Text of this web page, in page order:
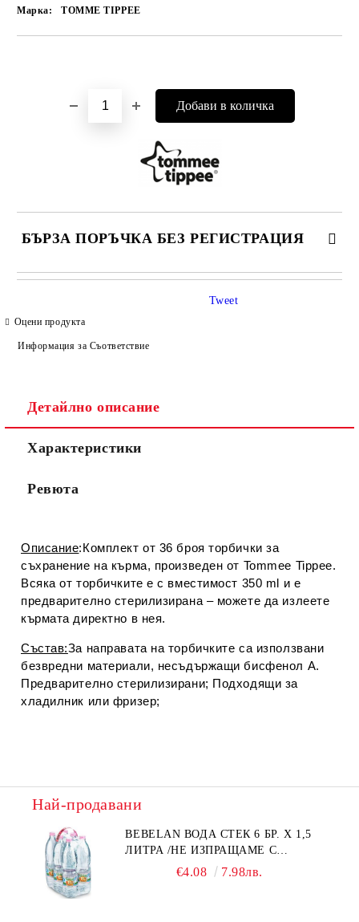
Марка: TOMME TIPPEE
БЪРЗА ПОРЪЧКА БЕЗ РЕГИСТРАЦИЯ
САМО ПОПЪЛНЕТЕ 4 ПОЛЕТА
Съгласен съм сПолитиката за лични данни
Ние ще се свържем с вас в рамките на работния ден.
Оцени продукта
Информация за Съответствие
Tweet
Детайлно описание
Характеристики
Ревюта
Описание:Комплект от 36 броя торбички за
съхранение на кърма, произведен от Tommee Tippee.
Всяка от торбичките е с вместимост 350 ml и е
предварително стерилизирана – можете да излеете
кърмата директно в нея.
Състав:За направата на торбичките са използвани
безвредни материали, несъдържащи бисфенол А.
Предварително стерилизирани; Подходящи за
хладилник или фризер;
Най-продавани
BEBELAN ВОДА СТЕК 6 БР. Х 1,5
ЛИТРА /НЕ ИЗПРАЩАМЕ С
€4.08 7.98лв.